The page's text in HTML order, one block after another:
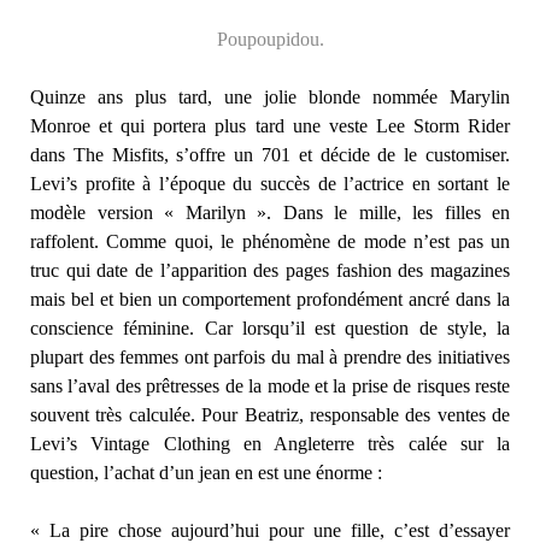
Poupoupidou.
Quinze ans plus tard, une jolie blonde nommée Marylin
Monroe et qui portera plus tard une veste Lee Storm Rider
dans The Misfits, s’offre un 701 et décide de le customiser.
Levi’s profite à l’époque du succès de l’actrice en sortant le
modèle version « Marilyn ». Dans le mille, les filles en
raffolent. Comme quoi, le phénomène de mode n’est pas un
truc qui date de l’apparition des pages fashion des magazines
mais bel et bien un comportement profondément ancré dans la
conscience féminine. Car lorsqu’il est question de style, la
plupart des femmes ont parfois du mal à prendre des initiatives
sans l’aval des prêtresses de la mode et la prise de risques reste
souvent très calculée. Pour Beatriz, responsable des ventes de
Levi’s Vintage Clothing en Angleterre très calée sur la
question, l’achat d’un jean en est une énorme :
« La pire chose aujourd’hui pour une fille, c’est d’essayer